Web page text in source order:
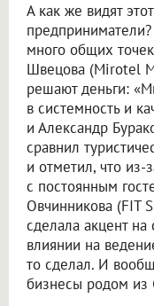
А как же видят
много общих
Швецова (Mirotel
решают деньги:
в системность и
и Александр
сравнил
и отметил, что из-
с постоянным
Овчинникова (FIT
сделала акцент
влиянии на
то сделал. И
бизнесы родом из